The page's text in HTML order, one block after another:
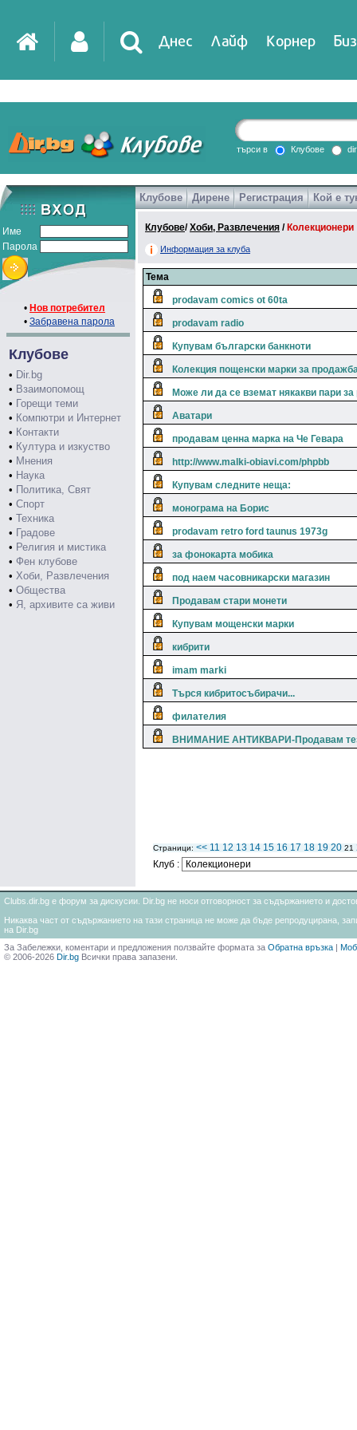
Днес Лайф Корнер
DirTV Impressio
Games
търси в Клубове
Име
Парола
• Нов потребител
• Забравена парола
Клубове
• Dir.bg
• Взаимопомощ
• Горещи теми
• Компютри и Интернет
• Контакти
• Култура и изкуство
• Мнения
• Наука
• Политика, Свят
• Спорт
• Техника
• Градове
• Религия и мистика
• Фен клубове
• Хоби, Развлечения
• Общества
• Я, архивите са живи
Клубове Дирене Регистрация Кой е
Клубове/Хоби, Развлечения / Колекционери
Информация за клуба
Тема
prodavam comics ot 60ta
prodavam radio
Купувам български банкноти
Колекция пощенски марки за
Може ли да се вземат някакви пари за
Аватари
продавам ценна марка на Че Гевара
http://www.malki-obiavi.com/phpbb
Купувам следните неща:
монограма на Борис
prodavam retro ford taunus 1973g
за фонокарта мобика
под наем часовникарски магазин
Продавам стари монети
Купувам мощенски марки
кибрити
imam marki
Търся кибритосъбирачи...
филателия
ВНИМАНИЕ АНТИКВАРИ-Продавам
Страници: << 11 12 13 14 15 16 17 18 19 20 21
Клуб :
Clubs.dir.bg е форум за дискусии. Dir.bg не носи отговорност за съдържанието и
Никаква част от съдържанието на тази страница не може да бъде репродуцирана,
на Dir.bg
За Забележки, коментари и предложения ползвайте формата за Обратна връзка |
© 2006-2026 Dir.bg Всички права запазени.